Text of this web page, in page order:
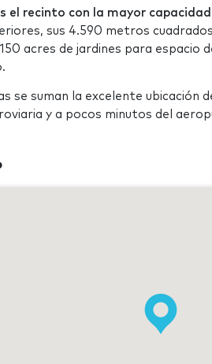
el recinto con la mayor
sus 4.590 metros
acres de jardines para espacio
se suman la excelente ubicación
y a pocos minutos del